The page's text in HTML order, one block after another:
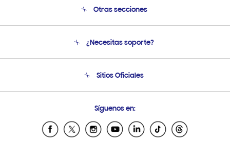
Otras secciones
Soporte
Condiciones de Compra
¿Necesitas soporte?
Soporte vía eMail
Sitios Oficiales
Samsung Ecuador
Samsung El Salvador
Síguenos en: